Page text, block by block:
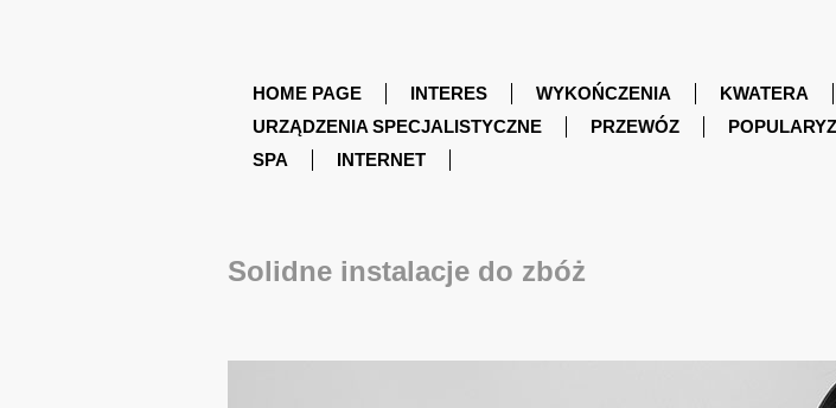
HOME PAGE INTERES WYKOŃCZENIA KWATERA
URZĄDZENIA SPECJALISTYCZNE
PRZEWÓZ
SPA
INTERNET
Solidne instalacje do zbóż